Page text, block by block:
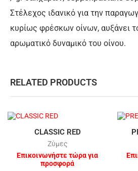
Στέλεχος ιδανικό για την
κυρίως φρέσκων οίνων, αυξάνει
αρωματικό δυναμικό του οίνου.
RELATED PRODUCTS
CLASSIC RED
Ζύμες
Επικοινωνήστε τώρα για
προσφορά